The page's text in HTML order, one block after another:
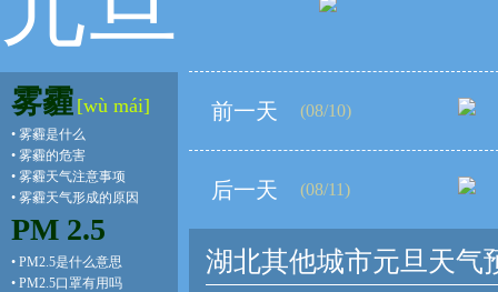
雾霾 [wù mái]
• 雾霾是什么
• 雾霾的危害
• 雾霾天气注意事项
• 雾霾天气形成的原因
PM 2.5
• PM2.5是什么意思
• PM2.5口罩有用吗
前一天 (08/10)
后一天 (08/11)
湖北其他城市元旦天气